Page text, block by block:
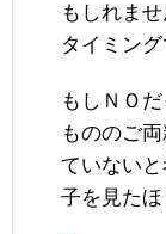
もしれま
タイミング
もしＮＯ
もののご
ていない
子を見たほ